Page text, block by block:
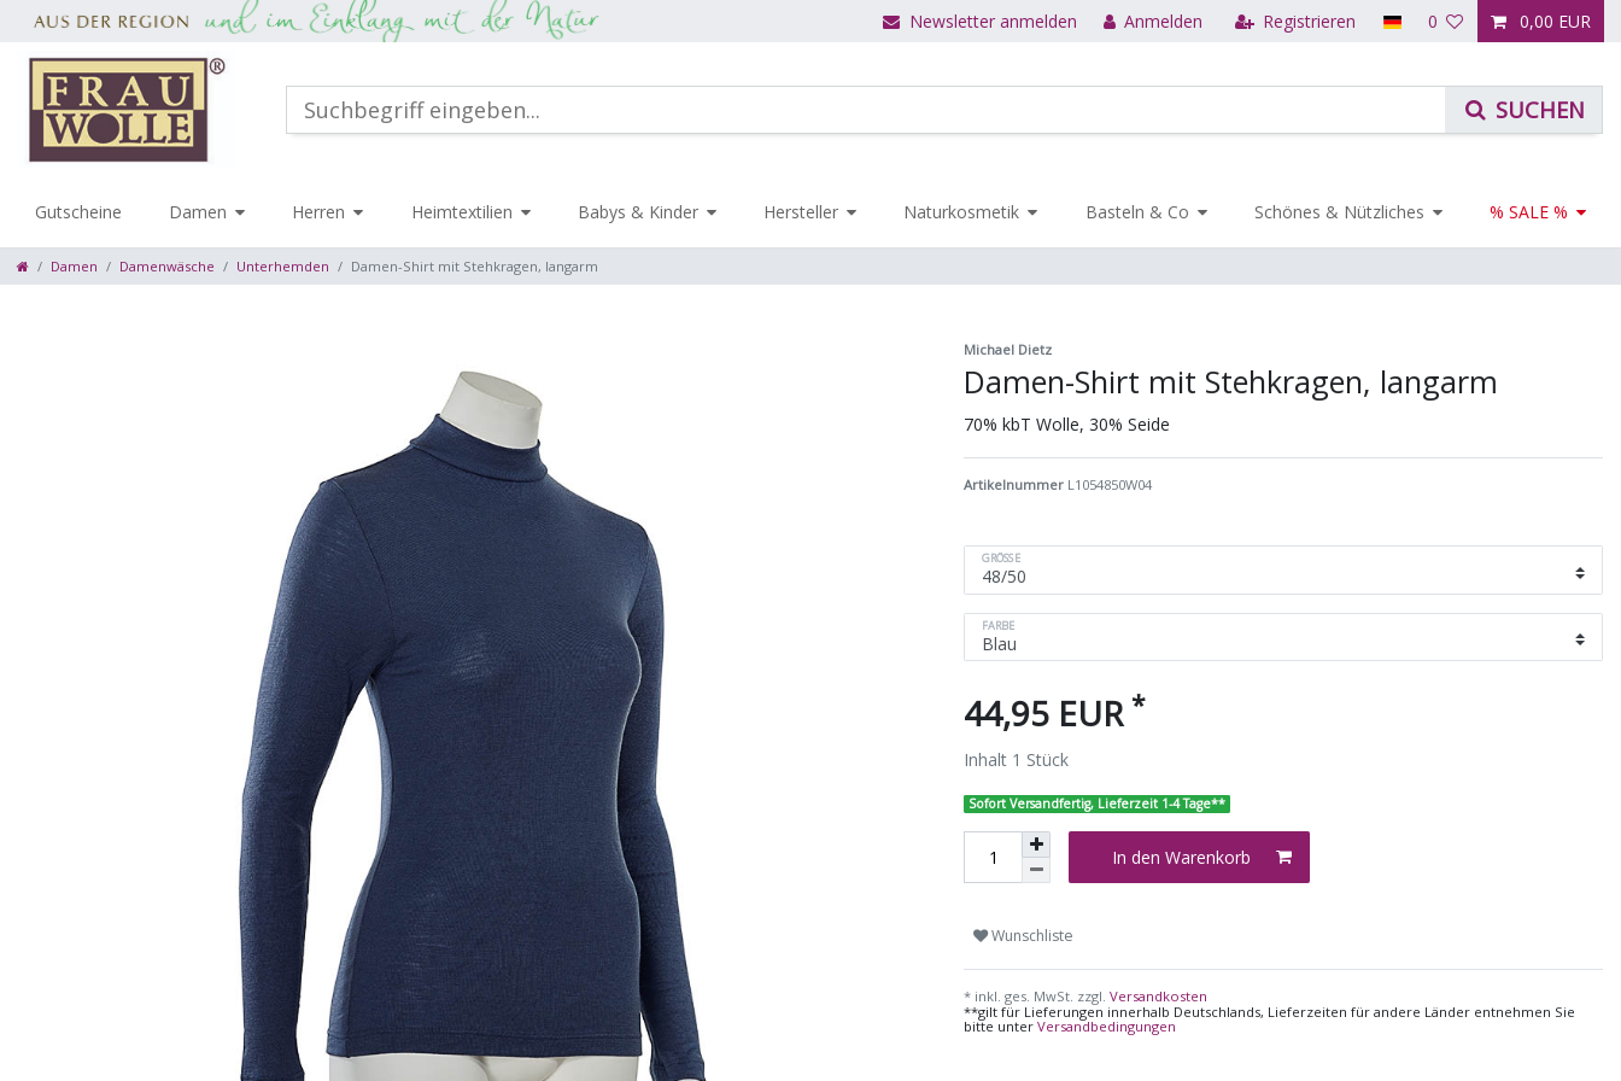
Newsletter anmelden Anmelden Registrieren 0 0,00 EUR
Gutscheine Damen Herren Heimtextilien Babys & Kinder Hersteller Naturkosmetik Basteln & Co Schönes & Nützliches % SALE %
Damen Damenwäsche Unterhemden Damen-Shirt mit Stehkragen, langarm
Michael Dietz
Damen-Shirt mit Stehkragen, langarm
70% kbT Wolle, 30% Seide
Artikelnummer L1054850W04
GRÖSSE
FARBE
44,95 EUR *
Inhalt 1 Stück
Sofort Versandfertig, Lieferzeit 1-4 Tage**
In den Warenkorb
Wunschliste
* inkl. ges. MwSt. zzgl. Versandkosten
**gilt für Lieferungen innerhalb Deutschlands, Lieferzeiten für andere Länder entnehmen Sie
bitte unter Versandbedingungen